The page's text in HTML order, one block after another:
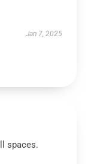
Jan 7, 2025
spaces.